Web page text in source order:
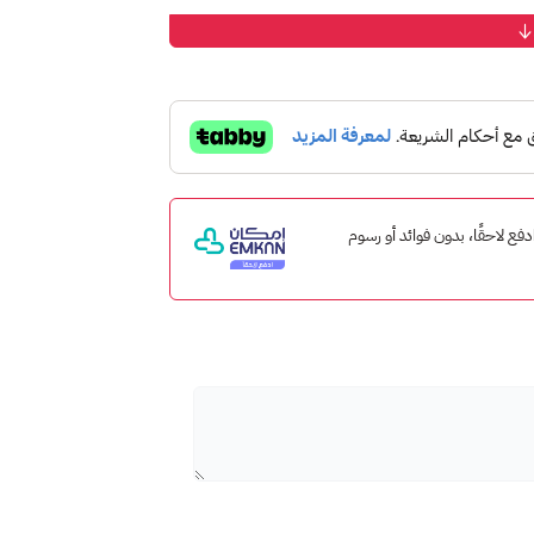
أفضل عروض الكرتون العربية والعالمية
دقيقة وواضحة تناسب جميع أفراد العائلة.
وميزانيتك مع خيارات شهرية وسنوية.
ادفع لاحقًا، بدون فوائد أو رسوم